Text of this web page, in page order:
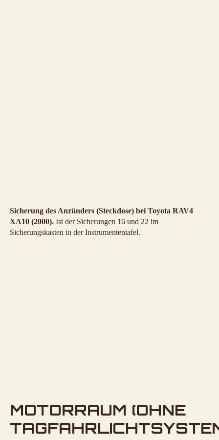
Sicherung des Anzünders (Steckdose) bei Toyota RAV4
XA10 (2000). Ist der Sicherungen 16 und 22 im
Sicherungskasten in der Instrumententafel.
MOTORRAUM (OHNE